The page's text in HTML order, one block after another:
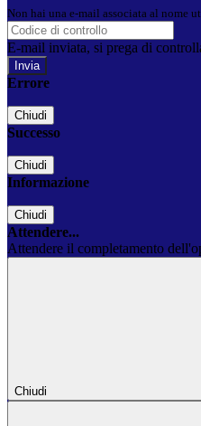
Non hai una e-mail associata al nome
E-mail inviata, si prega di
Errore
Chiudi
Successo
Chiudi
Informazione
Chiudi
Attendere...
Attendere il completamento
Chiudi